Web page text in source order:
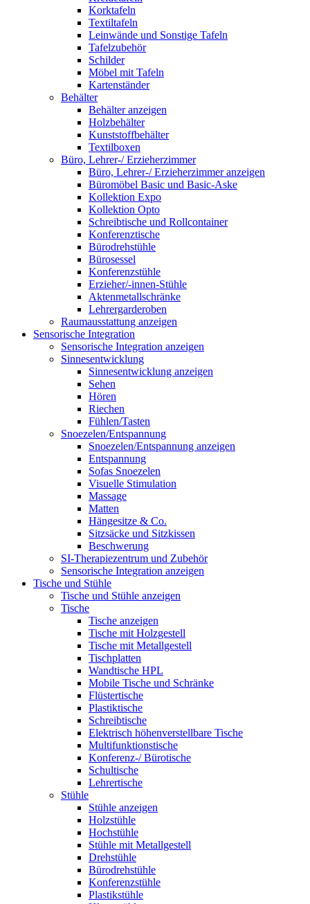
Korktafeln
Textiltafeln
Leinwände und Sonstige Tafeln
Tafelzubehör
Schilder
Möbel mit Tafeln
Kartenständer
Behälter
Behälter anzeigen
Holzbehälter
Kunststoffbehälter
Textilboxen
Büro, Lehrer-/ Erzieherzimmer
Büro, Lehrer-/ Erzieherzimmer anzeigen
Büromöbel Basic und Basic-Aske
Kollektion Expo
Kollektion Opto
Schreibtische und Rollcontainer
Konferenztische
Bürodrehstühle
Bürosessel
Konferenzstühle
Erzieher/-innen-Stühle
Aktenmetallschränke
Lehrergarderoben
Raumausstattung anzeigen
Sensorische Integration
Sensorische Integration anzeigen
Sinnesentwicklung
Sinnesentwicklung anzeigen
Sehen
Hören
Riechen
Fühlen/Tasten
Snoezelen/Entspannung
Snoezelen/Entspannung anzeigen
Entspannung
Sofas Snoezelen
Visuelle Stimulation
Massage
Matten
Hängesitze & Co.
Sitzsäcke und Sitzkissen
Beschwerung
SI-Therapiezentrum und Zubehör
Sensorische Integration anzeigen
Tische und Stühle
Tische und Stühle anzeigen
Tische
Tische anzeigen
Tische mit Holzgestell
Tische mit Metallgestell
Tischplatten
Wandtische HPL
Mobile Tische und Schränke
Flüstertische
Plastiktische
Schreibtische
Elektrisch höhenverstellbare Tische
Multifunktionstische
Konferenz-/ Bürotische
Schultische
Lehrertische
Stühle
Stühle anzeigen
Holzstühle
Hochstühle
Stühle mit Metallgestell
Drehstühle
Bürodrehstühle
Konferenzstühle
Plastikstühle